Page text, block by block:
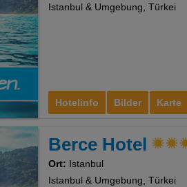
Hotelinfo Bilder Karte
Istanbul & Umgebung, Türkei
Berce Hotel
Ort: Istanbul
Istanbul & Umgebung, Türkei